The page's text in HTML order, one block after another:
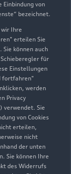
Einbindung von
bezeichnet.
Ihre
erteilen Sie
können auch
für
Einstellungen
fortfahren"
werden
Privacy
verwendet. Sie
von Cookies
erteilen,
nicht
der unten
Sie können Ihre
des Widerrufs
09:00